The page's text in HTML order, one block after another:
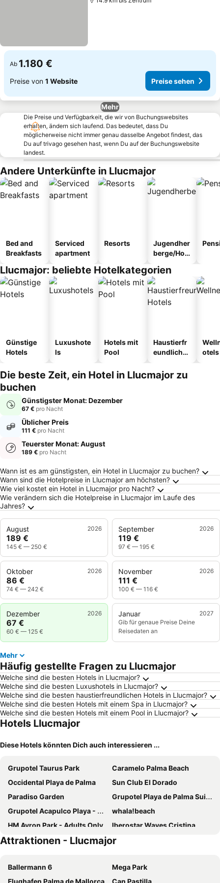
Ab 1.180 €
Preise von 1 Website Preise sehen
Mehr
Die Preise und Verfügbarkeit, die wir von Buchungswebsites
erhalten, ändern sich laufend. Das bedeutet, dass Du
möglicherweise nicht immer genau dasselbe Angebot findest, das
Du auf trivago gesehen hast, wenn Du auf der Buchungswebsite
landest.
Andere Unterkünfte in Llucmajor
Bed and
Breakfasts
Serviced
apartment
Resorts
Jugendher
berge/Hos
Llucmajor: beliebte Hotelkategorien
Günstige
Hotels
Luxushote
ls
Hotels mit
Pool
Haustierfr
eundliche
otels
Die beste Zeit, ein Hotel in Llucmajor zu
buchen
Günstigster Monat: Dezember
67 € pro Nacht
Üblicher Preis
111 € pro Nacht
Teuerster Monat: August
189 € pro Nacht
Häufig gestellte Fragen zu Llucmajor
Wann ist es am günstigsten, ein Hotel in Llucmajor zu buchen?
Wann sind die Hotelpreise in Llucmajor am höchsten?
Wie viel kostet ein Hotel in Llucmajor pro Nacht?
Wie verändern sich die Hotelpreise in Llucmajor im Laufe des
Jahres?
August 2026
189 €
145 € — 250 €
September 2026
119 €
97 € — 195 €
Oktober 2026
86 €
74 € — 242 €
November 2026
111 €
100 € — 116 €
Dezember 2026
67 €
60 € — 125 €
Januar
2027
Gib für genaue Preise Deine
Reisedaten an
Mehr
Häufig gestellte Fragen zu Llucmajor
Welche sind die besten Hotels in Llucmajor?
Welche sind die besten Luxushotels in Llucmajor?
Welche sind die besten haustierfreundlichen Hotels in Llucmajor?
Welche sind die besten Hotels mit einem Spa in Llucmajor?
Welche sind die besten Hotels mit einem Pool in Llucmajor?
Hotels Llucmajor
Diese Hotels könnten Dich auch interessieren ...
Grupotel Taurus Park
Caramelo Palma Beach
Occidental Playa de Palma
Sun Club El Dorado
Paradiso Garden
Grupotel Playa de Palma Suites & Spa
Grupotel Acapulco Playa - Adults Only
whala!beach
HM Ayron Park - Adults Only
Iberostar Waves Cristina
Pure Salt Garonda
Hotel Oleander
THB Niagara
Hotel Foners
Attraktionen - Llucmajor
Ballermann 6
Mega Park
Flughafen Palma de Mallorca
Can Pastilla